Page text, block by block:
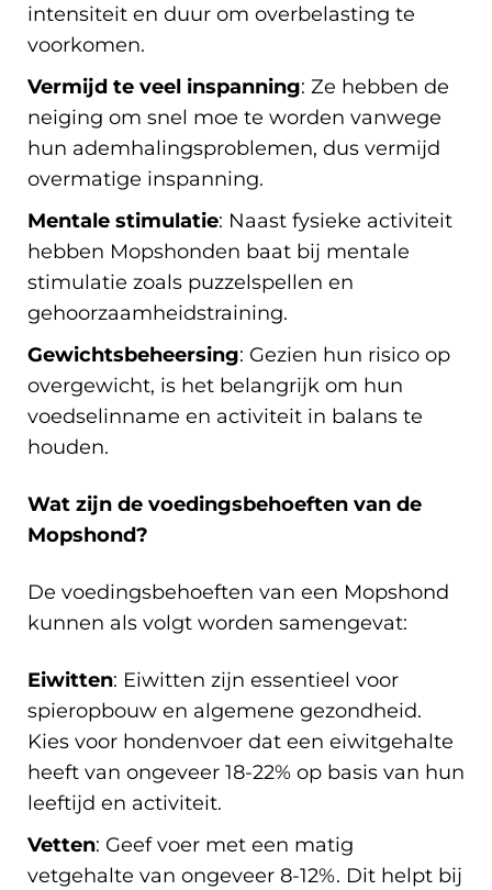
intensiteit en duur om overbelasting te
voorkomen.
Vermijd te veel inspanning: Ze hebben de
neiging om snel moe te worden vanwege
hun ademhalingsproblemen, dus vermijd
overmatige inspanning.
Mentale stimulatie: Naast fysieke activiteit
hebben Mopshonden baat bij mentale
stimulatie zoals puzzelspellen en
gehoorzaamheidstraining.
Gewichtsbeheersing: Gezien hun risico op
overgewicht, is het belangrijk om hun
voedselinname en activiteit in balans te
houden.
Wat zijn de voedingsbehoeften van de
Mopshond?
De voedingsbehoeften van een Mopshond
kunnen als volgt worden samengevat:
Eiwitten: Eiwitten zijn essentieel voor
spieropbouw en algemene gezondheid.
Kies voor hondenvoer dat een eiwitgehalte
heeft van ongeveer 18-22% op basis van hun
leeftijd en activiteit.
Vetten: Geef voer met een matig
vetgehalte van ongeveer 8-12%. Dit helpt bij